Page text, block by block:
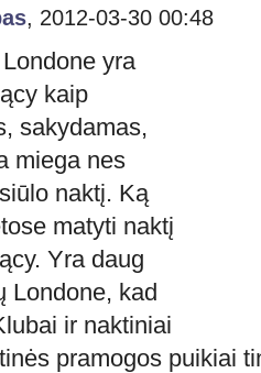
, 2012-03-30 00:48
yra
kaip
sakydamas,
miega nes
naktį. Ką
matyti naktį
Yra daug
Londone, kad
ir naktiniai
pramogos puikiai